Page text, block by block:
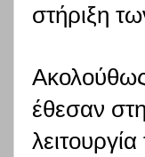
στήριξη
έθεσαν